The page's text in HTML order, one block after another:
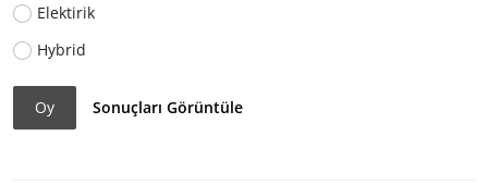
Elektirik
Hybrid
Oy Sonuçları Görüntüle